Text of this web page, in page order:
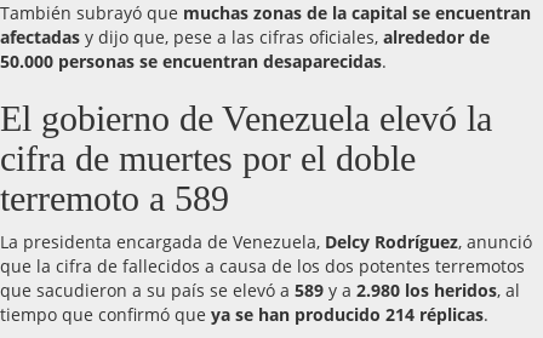
También subrayó que muchas zonas de la capital se encuentran
afectadas y dijo que, pese a las cifras oficiales, alrededor de
50.000 personas se encuentran desaparecidas.
El gobierno de Venezuela elevó la
cifra de muertes por el doble
terremoto a 589
La presidenta encargada de Venezuela, Delcy Rodríguez, anunció
que la cifra de fallecidos a causa de los dos potentes terremotos
que sacudieron a su país se elevó a 589 y a 2.980 los heridos, al
tiempo que confirmó que ya se han producido 214 réplicas.